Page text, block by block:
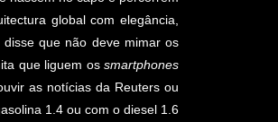
global com elegância,
que não deve mimar os
que liguem os smartphones
as notícias da Reuters ou
1.4 ou com o diesel 1.6